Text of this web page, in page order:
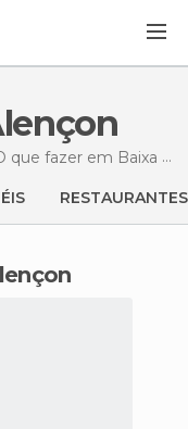
que fazer em Baixa Normandia
RESTAURANTES